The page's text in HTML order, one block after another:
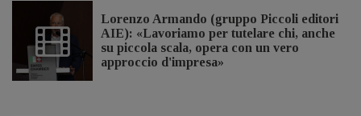
Lorenzo Armando (gruppo Piccoli editori
AIE): «Lavoriamo per tutelare chi, anche
su piccola scala, opera con un vero
approccio d'impresa»